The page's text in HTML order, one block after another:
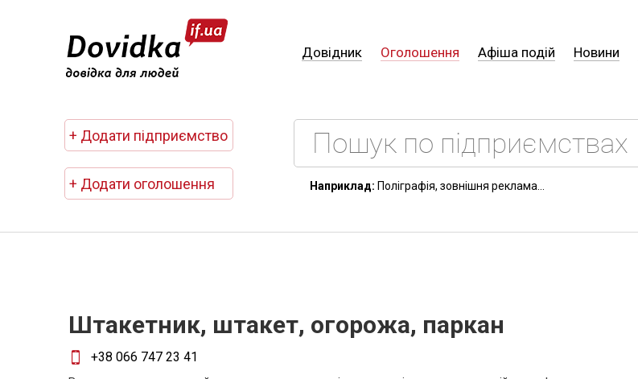
Довідник Оголошення Афіша подій Новини
+ Додати підприємство
+ Додати оголошення Наприклад: Поліграфія, зовнішня реклама...
Штакетник, штакет, огорожа, паркан
+38 066 747 23 41